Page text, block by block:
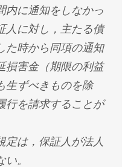
知をしなかっ
人に対し，主たる債
た時から同項の通知
損害金（期限の利益
生ずべきものを除
行を請求することが
保証人が法人
。